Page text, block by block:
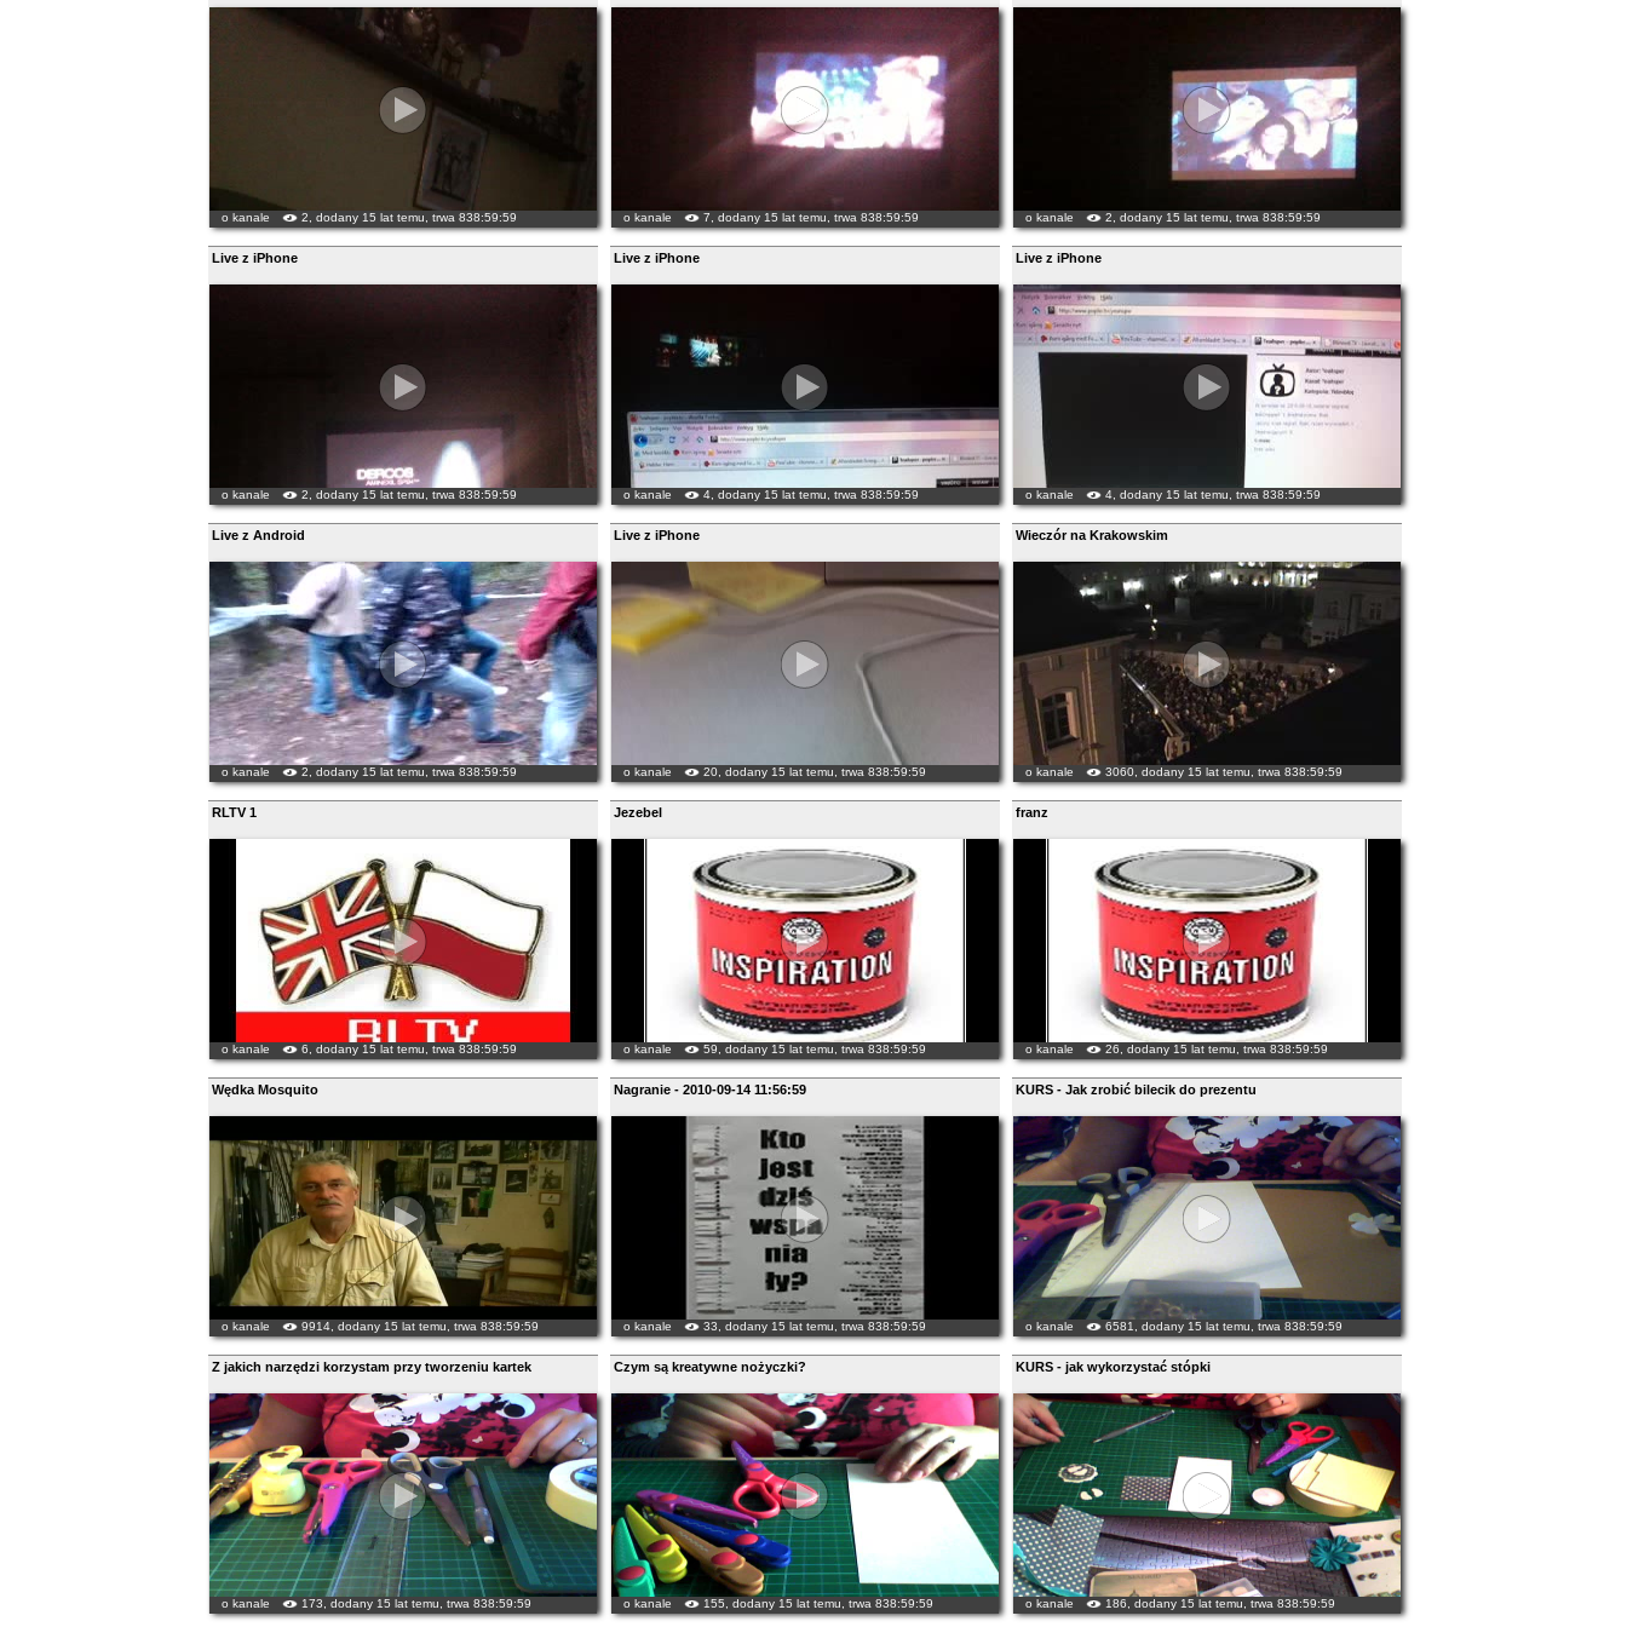
o kanale 2, dodany 15 lat temu, trwa 838:59:59 o kanale 7, dodany 15 lat temu, trwa 838:59:59 o kanale 2, dodany 15 lat temu, trwa 838:59:59
Live z iPhone
o kanale 2, dodany 15 lat temu, trwa 838:59:59
Live z iPhone
o kanale 4, dodany 15 lat temu, trwa 838:59:59
Live z iPhone
o kanale 4, dodany 15 lat temu, trwa 838:59:59
Live z Android
o kanale 2, dodany 15 lat temu, trwa 838:59:59
Live z iPhone
o kanale 20, dodany 15 lat temu, trwa 838:59:59
Wieczór na Krakowskim
o kanale 3060, dodany 15 lat temu, trwa 838:59:59
RLTV 1
o kanale 6, dodany 15 lat temu, trwa 838:59:59
Jezebel
o kanale 59, dodany 15 lat temu, trwa 838:59:59
franz
o kanale 26, dodany 15 lat temu, trwa 838:59:59
Wędka Mosquito
o kanale 9914, dodany 15 lat temu, trwa 838:59:59
Nagranie - 2010-09-14 11:56:59
o kanale 33, dodany 15 lat temu, trwa 838:59:59
KURS - Jak zrobić bilecik do prezentu
o kanale 6581, dodany 15 lat temu, trwa 838:59:59
Z jakich narzędzi korzystam przy tworzeniu kartek
o kanale 173, dodany 15 lat temu, trwa 838:59:59
Czym są kreatywne nożyczki?
o kanale 155, dodany 15 lat temu, trwa 838:59:59
KURS - jak wykorzystać stópki
o kanale 186, dodany 15 lat temu, trwa 838:59:59